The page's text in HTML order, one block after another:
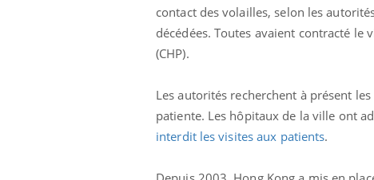
contact des volailles, selon les
décédées. Toutes avaient contracté
(CHP).
Les autorités recherchent à présent
patiente. Les hôpitaux de la ville ont
interdit les visites aux patients.